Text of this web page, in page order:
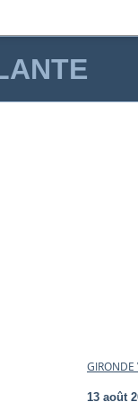
GIRONDE
13 août